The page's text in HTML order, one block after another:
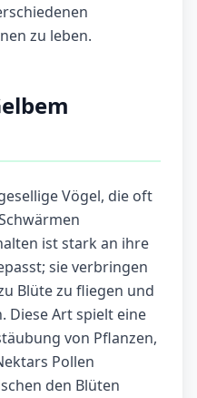
zu leben.
Vögel, die oft
ist stark an ihre
sie verbringen
Blüte zu fliegen und
Diese Art spielt eine
von Pflanzen,
Pollen
den Blüten